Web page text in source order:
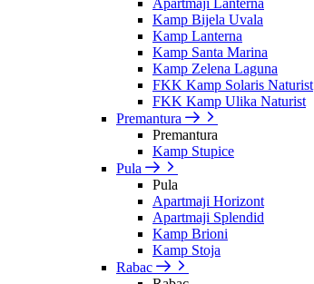
Apartmaji Lanterna
Kamp Bijela Uvala
Kamp Lanterna
Kamp Santa Marina
Kamp Zelena Laguna
FKK Kamp Solaris Naturist
FKK Kamp Ulika Naturist
Premantura
Premantura
Kamp Stupice
Pula
Pula
Apartmaji Horizont
Apartmaji Splendid
Kamp Brioni
Kamp Stoja
Rabac